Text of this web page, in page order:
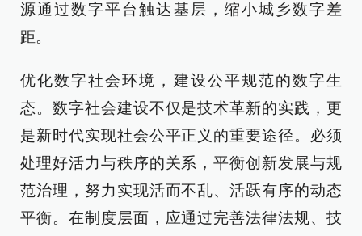
源通过数字平台触达基层，缩小城乡数字差
距。
优化数字社会环境，建设公平规范的数字生
态。数字社会建设不仅是技术革新的实践，更
是新时代实现社会公平正义的重要途径。必须
处理好活力与秩序的关系，平衡创新发展与规
范治理，努力实现活而不乱、活跃有序的动态
平衡。在制度层面，应通过完善法律法规、技